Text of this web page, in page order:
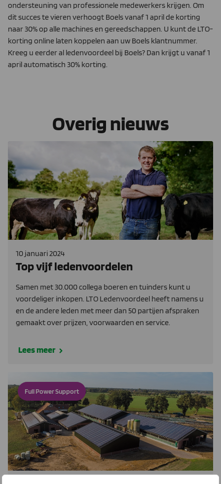
ondersteuning van professionele medewerkers krijgen. Om
dit succes te vieren verhoogt Boels vanaf 1 april de korting
naar 30% op alle machines en gereedschappen. U kunt de LTO-
korting online laten koppelen aan uw Boels klantnummer.
Kreeg u eerder al ledenvoordeel bij Boels? Dan krijgt u vanaf 1
april automatisch 30% korting.
Overig nieuws
10 januari 2024
Top vijf ledenvoordelen
Samen met 30.000 collega boeren en tuinders kunt u
voordeliger inkopen. LTO Ledenvoordeel heeft namens u
en de andere leden met meer dan 50 partijen afspraken
gemaakt over prijzen, voorwaarden en service.
Lees meer
Full Power Support